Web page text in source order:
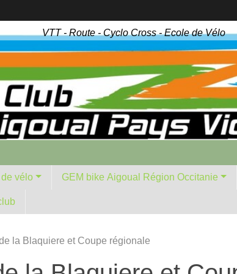
VTT - Route - Cyclo Cross - Ecole de Vélo
vélo GEM bike Aigoual Région Occitanie
la Blaquiere et Coupe régionale